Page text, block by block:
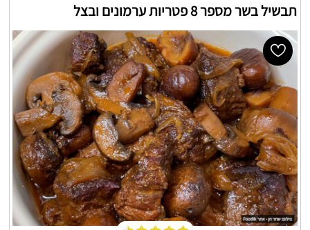
תבשיל בשר מספר 8 פטריות ערמונים ובצל